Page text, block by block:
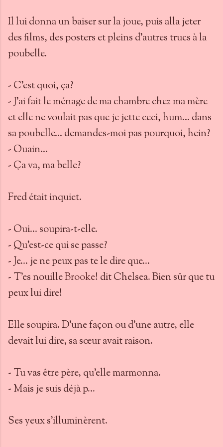
Il lui donna un baiser sur la joue, puis alla jeter
des films, des posters et pleins d’autres trucs à la
poubelle.
- C’est quoi, ça?
- J’ai fait le ménage de ma chambre chez ma mère
et elle ne voulait pas que je jette ceci, hum… dans
sa poubelle… demandes-moi pas pourquoi, hein?
- Ouain…
- Ça va, ma belle?
Fred était inquiet.
- Oui… soupira-t-elle.
- Qu’est-ce qui se passe?
- Je… je ne peux pas te le dire que…
- T’es nouilleBrooke! dit Chelsea. Bien sûr que tu
peux lui dire!
Elle soupira. D’une façon ou d’une autre, elle
devait lui dire, sa sœur avait raison.
- Tu vas être père, qu’elle marmonna.
- Mais je suis déjà p…
Ses yeux s’illuminèrent.